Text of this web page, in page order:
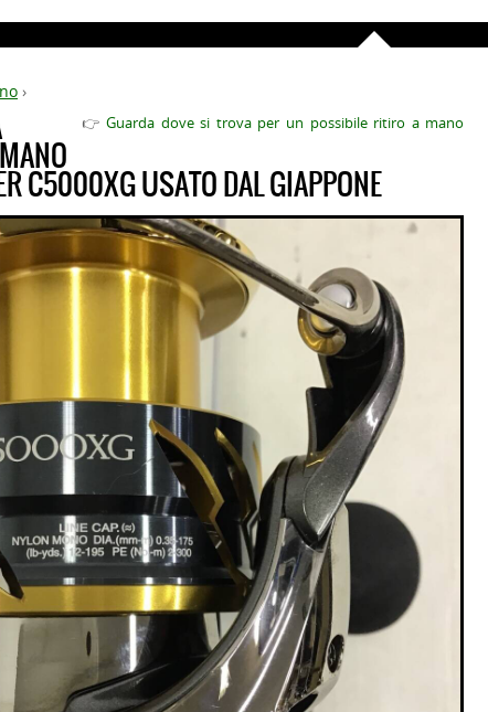
›
👉 Guarda dove si trova per un possibile ritiro a mano
C5000XG USATO DAL GIAPPONE